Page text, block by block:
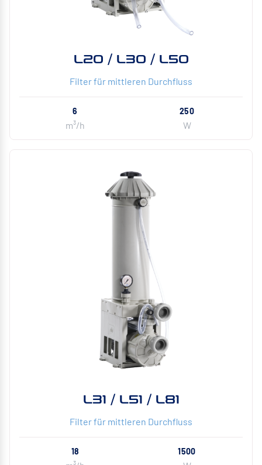
L20 / L30 / L50
Filter für mittleren Durchfluss
6
m³/h
250
W
L31 / L51 / L81
Filter für mittleren Durchfluss
18 1500